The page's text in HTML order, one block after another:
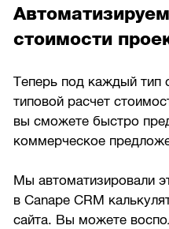
стоимости
Теперь под каждый тип
типовой расчет
вы сможете быстро
коммерческое
Мы автоматизировали
в Canape CRM
сайта. Вы можете